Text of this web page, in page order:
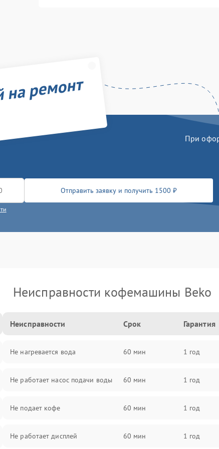
ремонт
При
Отправить заявку и получить 1500 ₽
Неисправности кофемашины Beko
Неисправности Срок Гарантия
Не нагревается вода 60 мин 1 год
Не работает насос подачи воды 60 мин 1 год
Не подает кофе 60 мин 1 год
Не работает дисплей 60 мин 1 год